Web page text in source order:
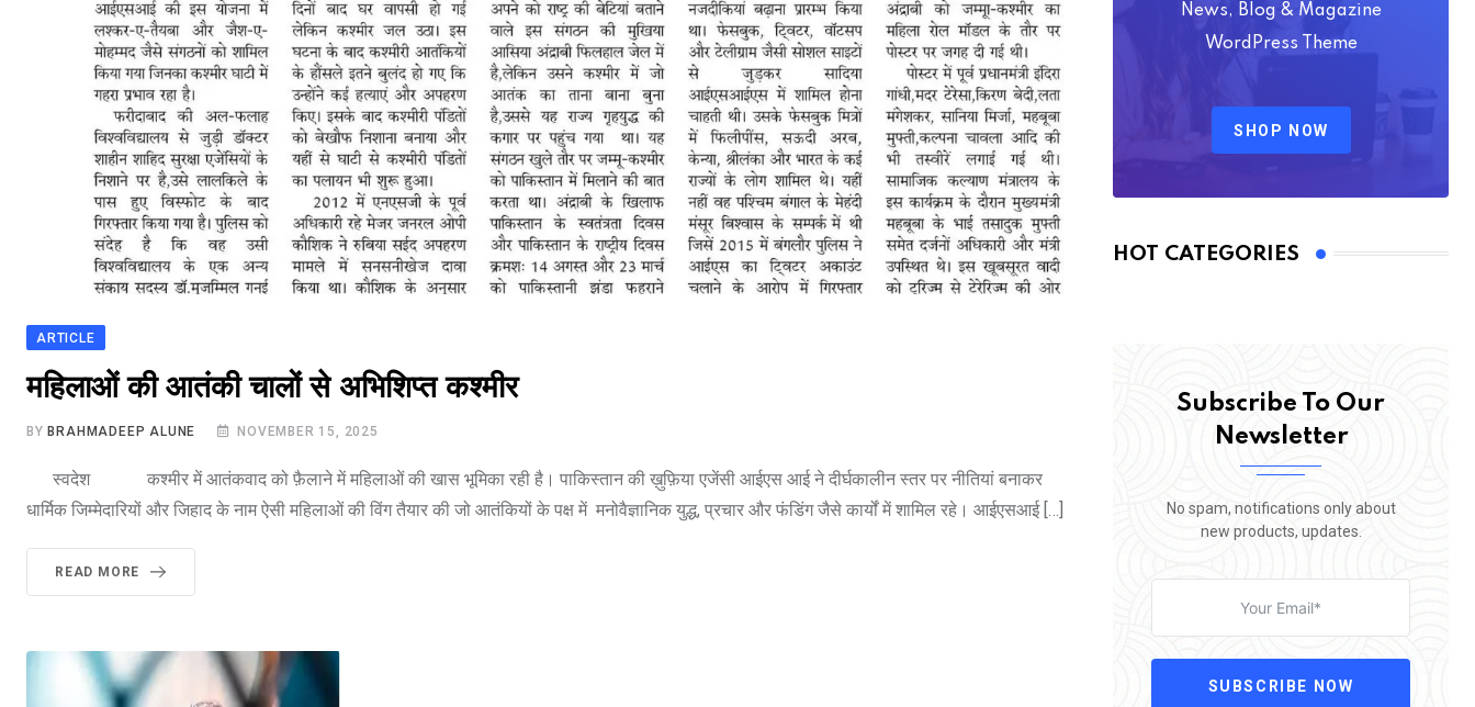
ARTICLE
महिलाओं की आतंकी चालों से अभिशिप्त कश्मीर
BY BRAHMADEEP ALUNE NOVEMBER 15, 2025
स्वदेश कश्मीर में आतंकवाद को फ़ैलाने में महिलाओं की खास भूमिका रही है। पाकिस्तान की ख़ुफ़िया एजेंसी आईएस आई ने दीर्घकालीन स्तर पर नीतियां बनाकर
धार्मिक जिम्मेदारियों और जिहाद के नाम ऐसी महिलाओं की विंग तैयार की जो आतंकियों के पक्ष में मनोवैज्ञानिक युद्ध, प्रचार और फंडिंग जैसे कार्यों में शामिल रहे। आईएसआई […]
READ MORE
News, Blog & Magazine
WordPress Theme
SHOP NOW
HOT CATEGORIES
Subscribe To Our
Newsletter
No spam, notifications only about
new products, updates.
SUBSCRIBE NOW